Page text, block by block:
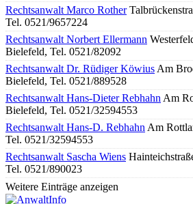
Rechtsanwalt Marco Rother
Tel. 0521/9657224
Rechtsanwalt Norbert Ellermann
Bielefeld, Tel. 0521/82092
Rechtsanwalt Dr. Rüdiger Köwius Am
Bielefeld, Tel. 0521/889528
Rechtsanwalt Hans-Dieter Rebhahn Am
Bielefeld, Tel. 0521/32594553
Rechtsanwalt Hans-D. Rebhahn Am
Tel. 0521/32594553
Rechtsanwalt Sascha Wiens
Tel. 0521/890023
Weitere Einträge anzeigen